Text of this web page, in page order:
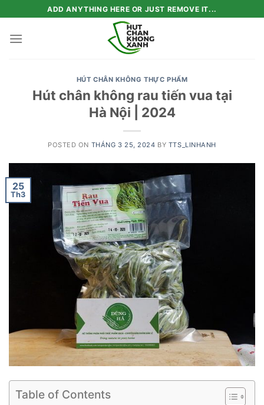
to
content
ADD ANYTHING HERE OR JUST REMOVE IT...
HÚT CHÂN KHÔNG THỰC PHẨM
Hút chân không rau tiến vua tại
Hà Nội | 2024
POSTED ON THÁNG 3 25, 2024 BY TTS_LINHANH
25
Th3
Table of Contents